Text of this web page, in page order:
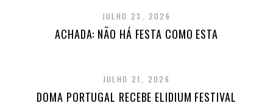
JULHO 23, 2026
ACHADA: NÃO HÁ FESTA COMO ESTA
JULHO 21, 2026
DOMA PORTUGAL RECEBE ELIDIUM FESTIVAL